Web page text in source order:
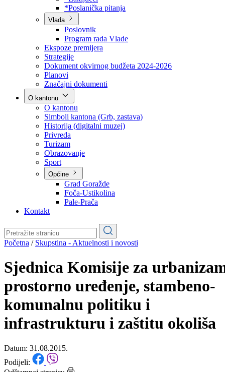
Zakoni
*Odluke
*Zaključci
*Poslanička pitanja
Vlada
Poslovnik
Program rada Vlade
Ekspoze premijera
Strategije
Dokument okvirnog budžeta 2024-2026
Planovi
Značajni dokumenti
O kantonu
O kantonu
Simboli kantona (Grb, zastava)
Historija (digitalni muzej)
Privreda
Turizam
Obrazovanje
Općine
Pale-Prača
Kontakt
Početna/Skupstina - Aktuelnosti i novosti
Sjednica Komisije za
prostorno uređenje, stambeno-
komunalnu politiku i
infrastrukturu i zaštitu okoliša